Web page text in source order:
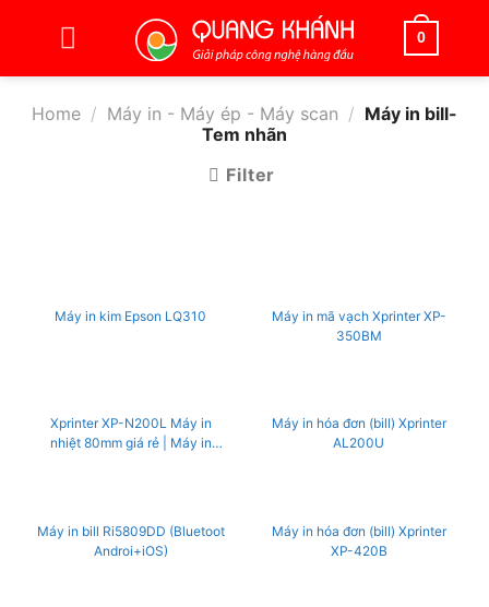
0
Home / Máy in - Máy ép - Máy scan / Máy in bill-
Tem nhãn
Filter
Máy in kim Epson LQ310
Máy in mã vạch Xprinter XP-
350BM
Xprinter XP-N200L Máy in
nhiệt 80mm giá rẻ | Máy in
Máy in hóa đơn (bill) Xprinter
AL200U
Máy in bill Ri5809DD (Bluetoot
Androi+iOS)
Máy in hóa đơn (bill) Xprinter
XP-420B